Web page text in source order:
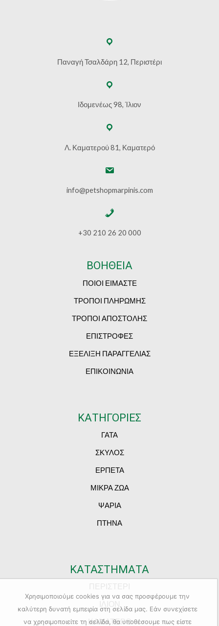
Παναγή Τσαλδάρη 12, Περιστέρι
Ιδομενέως 98, Ίλιον
Λ. Καματερού 81, Καματερό
info@petshopmarpinis.com
+30 210 26 20 000
ΒΟΗΘΕΙΑ
ΠΟΙΟΙ ΕΙΜΑΣΤΕ
ΤΡΟΠΟΙ ΠΛΗΡΩΜΗΣ
ΤΡΟΠΟΙ ΑΠΟΣΤΟΛΗΣ
ΕΠΙΣΤΡΟΦΕΣ
ΕΞΕΛΙΞΗ ΠΑΡΑΓΓΕΛΙΑΣ
ΕΠΙΚΟΙΝΩΝΙΑ
ΚΑΤΗΓΟΡΙΕΣ
ΓΑΤΑ
ΣΚΥΛΟΣ
ΕΡΠΕΤΑ
ΜΙΚΡΑ ΖΩΑ
ΨΑΡΙΑ
ΠΤΗΝΑ
ΚΑΤΑΣΤΗΜΑΤΑ
ΚΑΜΑΤΕΡΟ
Χρησιμοποιούμε cookies για να σας προσφέρουμε την
καλύτερη δυνατή εμπειρία στη σελίδα μας. Εάν συνεχίσετε
να χρησιμοποιείτε τη σελίδα, θα υποθέσουμε πως είστε